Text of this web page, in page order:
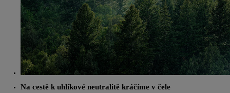
Na cestě k uhlíkové neutralitě kráčíme v čele